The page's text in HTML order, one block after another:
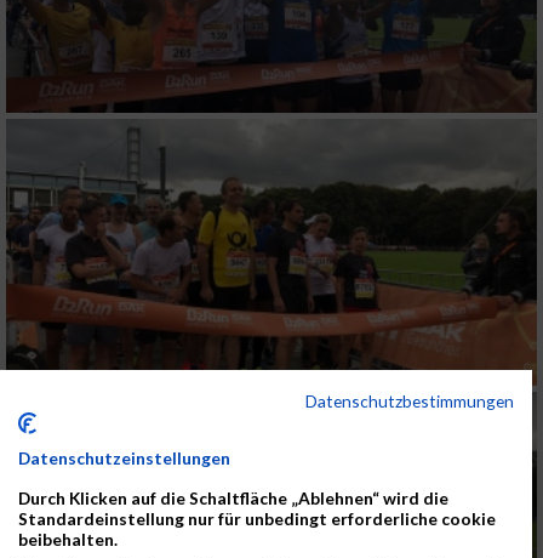
Datenschutzbestimmungen
Datenschutzeinstellungen
Durch Klicken auf die Schaltfläche „Ablehnen“ wird die
Standardeinstellung nur für unbedingt erforderliche cookie
beibehalten.